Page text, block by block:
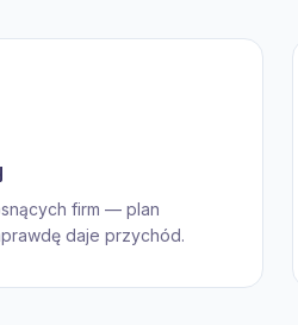
firm — plan
daje przychód.